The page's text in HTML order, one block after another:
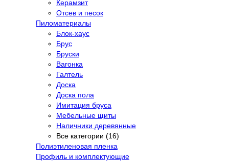
Керамзит
Отсев и песок
Пиломатериалы
Блок-хаус
Брус
Бруски
Вагонка
Галтель
Доска
Доска пола
Имитация бруса
Мебельные щиты
Наличники деревянные
Все категории (16)
Полиэтиленовая пленка
Профиль и комплектующие